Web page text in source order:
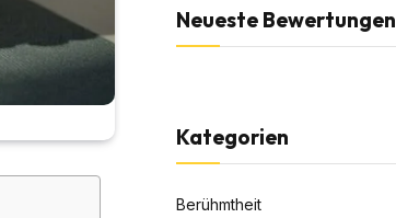
Neueste Bewertungen
Kategorien
Berühmtheit